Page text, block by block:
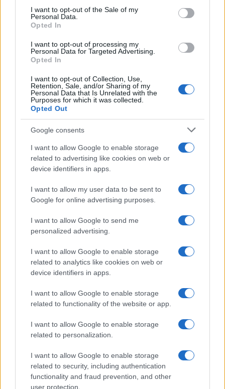
consent section.
I want to opt-out of the Sale of my
Personal Data.
Opted In
I want to opt-out of processing my
Personal Data for Targeted Advertising.
Opted In
I want to opt-out of Collection, Use,
Retention, Sale, and/or Sharing of my
Personal Data that Is Unrelated with the
Purposes for which it was collected.
Opted Out
Google consents
I want to allow Google to enable storage
related to advertising like cookies on web or
device identifiers in apps.
I want to allow my user data to be sent to
Google for online advertising purposes.
I want to allow Google to send me
personalized advertising.
I want to allow Google to enable storage
related to analytics like cookies on web or
device identifiers in apps.
I want to allow Google to enable storage
related to functionality of the website or app.
I want to allow Google to enable storage
related to personalization.
I want to allow Google to enable storage
related to security, including authentication
functionality and fraud prevention, and other
user protection.
TEMI: Pier Luigi Caria
Vermentino Di Gallura
Vinitaly Sardegna
Inviaci le tue segnalazioni,
Su WhatsApp al numero +39
345 356 7512
Notizie in tempo reale?
Entra nel canale telegram di
GalluraOggi.it
Ricevi le nostre ultime news
daGoogle News
Condividi l'articolo
a
b
o
w
te
r
n
re
st
W
h
s
A
h
re
Prossimo articolo